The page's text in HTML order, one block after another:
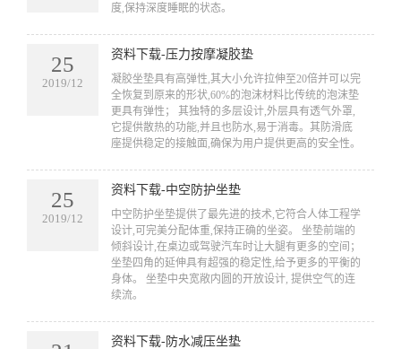
度,保持深度睡眠的状态。
25
2019/12
资料下载-压力按摩凝胶垫
​凝胶坐垫具有高弹性,其大小允许拉伸至20倍并可以完
全恢复到原来的形状,60%的泡沫材料比传统的泡沫垫
更具有弹性； 其独特的多层设计,外层具有透气外罩,
它提供散热的功能,并且也防水,易于消毒。其防滑底
座提供稳定的接触面,确保为用户提供更高的安全性。
25
2019/12
资料下载-中空防护坐垫
​中空防护坐垫提供了最先进的技术,它符合人体工程学
设计,可完美分配体重,保持正确的坐姿。 坐垫前端的
倾斜设计,在桌边或驾驶汽车时让大腿有更多的空间；
坐垫四角的延伸具有超强的稳定性,给予更多的平衡的
身体。 坐垫中央宽敞内圆的开放设计, 提供空气的连
续流。
资料下载-防水减压坐垫